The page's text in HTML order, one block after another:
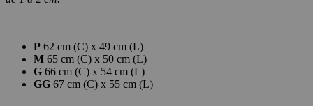
P 62 cm (C) x 49 cm (L)
M 65 cm (C) x 50 cm (L)
G 66 cm (C) x 54 cm (L)
GG 67 cm (C) x 55 cm (L)